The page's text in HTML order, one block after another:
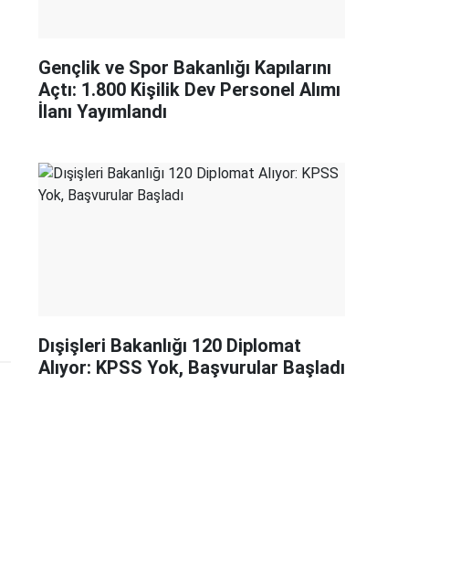
Gençlik ve Spor Bakanlığı Kapılarını
Açtı: 1.800 Kişilik Dev Personel Alımı
İlanı Yayımlandı
Dışişleri Bakanlığı 120 Diplomat
Alıyor: KPSS Yok, Başvurular Başladı